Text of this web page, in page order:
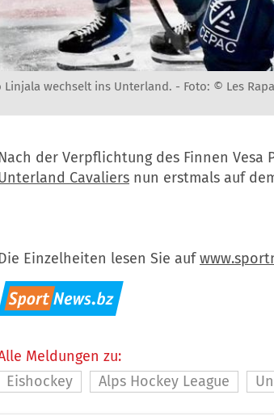
Linjala wechselt ins Unterland. - Foto: © Les
der Verpflichtung des Finnen Vesa
Cavaliers nun erstmals auf
Einzelheiten lesen Sie auf
Meldungen zu:
Eishockey
Alps Hockey League